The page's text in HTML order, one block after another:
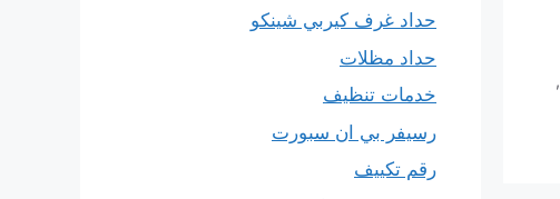
,
حداد غرف كيربي شينكو
حداد مظلات
خدمات تنظيف
رسيفر بي ان سبورت
رقم تكييف